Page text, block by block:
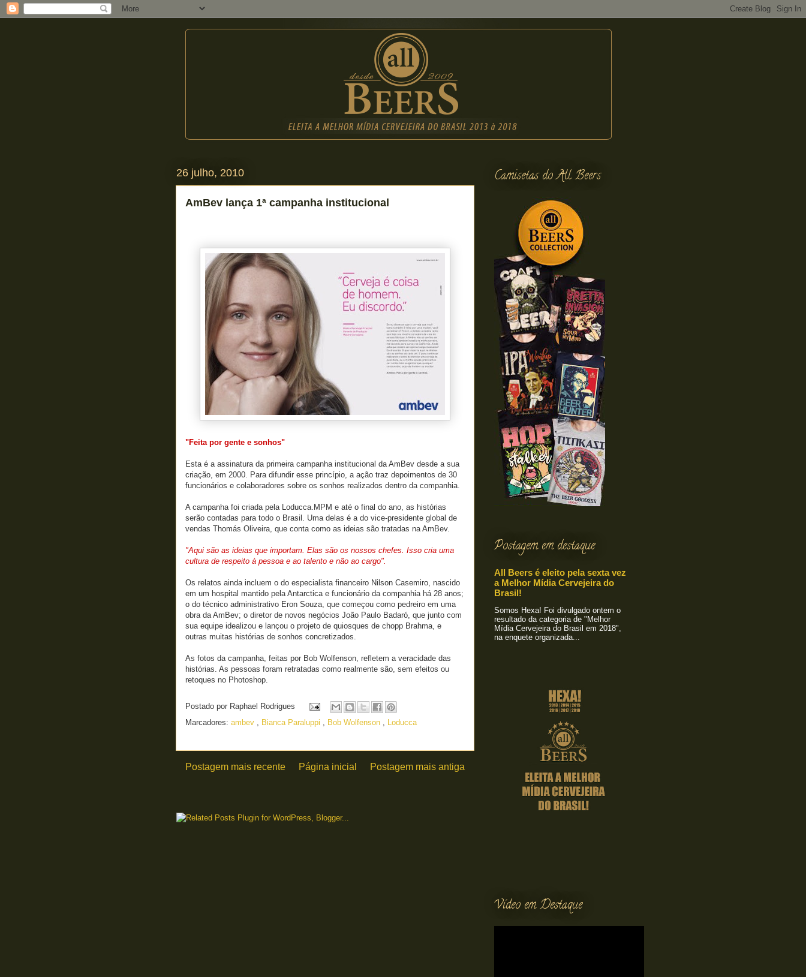
26 julho, 2010
AmBev lança 1ª campanha institucional
"Feita por gente e sonhos"
Esta é a assinatura da primeira campanha institucional da AmBev desde a sua
criação, em 2000. Para difundir esse princípio, a ação traz depoimentos de 30
funcionários e colaboradores sobre os sonhos realizados dentro da companhia.
A campanha foi criada pela Loducca.MPM e até o final do ano, as histórias
serão contadas para todo o Brasil. Uma delas é a do vice-presidente global de
vendas Thomás Oliveira, que conta como as ideias são tratadas na AmBev.
"Aqui são as ideias que importam. Elas são os nossos chefes. Isso cria uma
cultura de respeito à pessoa e ao talento e não ao cargo".
Os relatos ainda incluem o do especialista financeiro Nilson Casemiro, nascido
em um hospital mantido pela Antarctica e funcionário da companhia há 28 anos;
o do técnico administrativo Eron Souza, que começou como pedreiro em uma
obra da AmBev; o diretor de novos negócios João Paulo Badaró, que junto com
sua equipe idealizou e lançou o projeto de quiosques de chopp Brahma, e
outras muitas histórias de sonhos concretizados.
As fotos da campanha, feitas por Bob Wolfenson, refletem a veracidade das
histórias. As pessoas foram retratadas como realmente são, sem efeitos ou
retoques no Photoshop.
Postado por Raphael Rodrigues
Marcadores: ambev , Bianca Paraluppi , Bob Wolfenson , Loducca
Postagem mais recente Postagem mais antiga
Página inicial
Camisetas do All Beers
Postagem em destaque
All Beers é eleito pela sexta vez
a Melhor Mídia Cervejeira do
Brasil!
Somos Hexa! Foi divulgado ontem o
resultado da categoria de "Melhor
Mídia Cervejeira do Brasil em 2018",
na enquete organizada...
Vídeo em Destaque